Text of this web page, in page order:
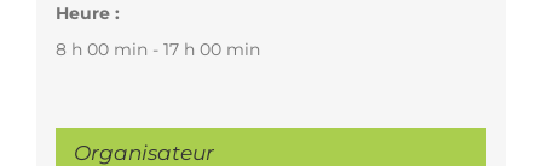
Heure :
8 h 00 min - 17 h 00 min
Organisateur